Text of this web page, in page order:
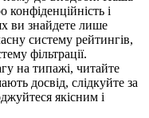
і
ви знайдете лише
систему рейтингів,
фільтрації.
на типажі, читайте
досвід, слідкуйте за
якісним і